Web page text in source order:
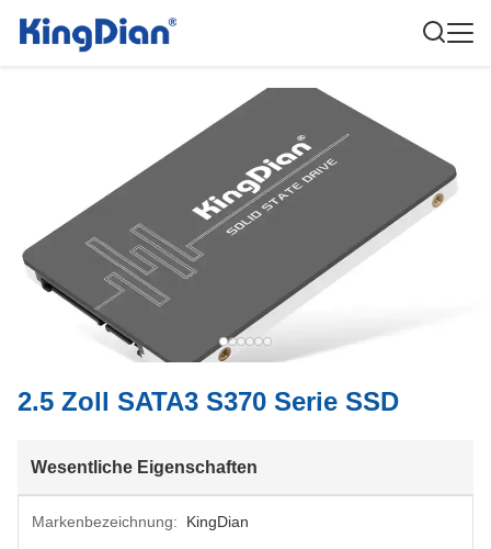
2.5 Zoll SATA3 S370 Serie SSD
Wesentliche Eigenschaften
Markenbezeichnung: KingDian